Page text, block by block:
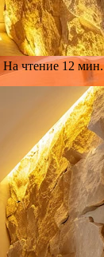
На чтение 12 мин.